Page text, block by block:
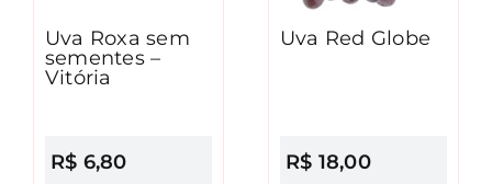
Uva Roxa sem
sementes –
Vitória
R$ 6,80
Uva Red Globe
R$ 18,00